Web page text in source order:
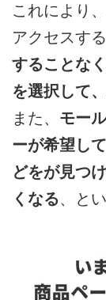
これにより
アクセスする
することな
を選択して
また、 モー
ーが希望し
どをが見つ
くなる、と